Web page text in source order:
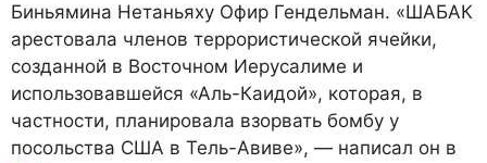
Биньямина Нетаньяху Офир Гендельман. «ШАБАК
арестовала членов террористической ячейки,
созданной в Восточном Иерусалиме и
использовавшейся «Аль-Каидой», которая, в
частности, планировала взорвать бомбу у
посольства США в Тель-Авиве», — написал он в